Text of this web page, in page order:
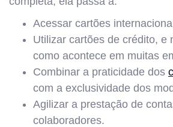
Acessar cartões
Utilizar cartões de crédito, e
como acontece em muitas
Combinar a praticidade dos
com a exclusividade dos
Agilizar a prestação de
colaboradores.